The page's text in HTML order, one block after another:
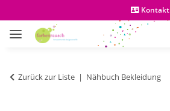
Kontakt
Zurück zur Liste Nähbuch Bekleidung